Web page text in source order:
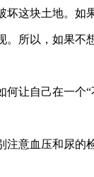
这块土地。如
所以，如果不
让自己在一个
意血压和尿